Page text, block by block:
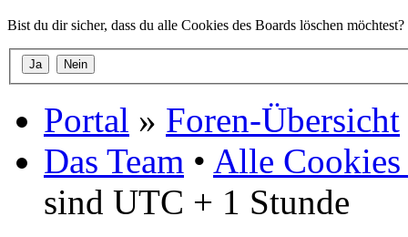
Bist du dir sicher, dass du alle Cookies des Boards löschen möchtest?
Portal » Foren-Übersicht
Das Team • Alle Cookies
sind UTC + 1 Stunde